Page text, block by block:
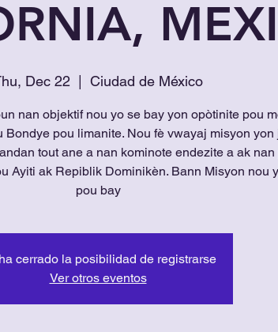
Dec 22 Ciudad de México
nan objektif nou yo se bay yon opòtinite pou
Bondye pou limanite. Nou fè vwayaj misyon yon
tout ane a nan kominote endezite a ak nan
Ayiti ak Repiblik Dominikèn. Bann Misyon nou
pou bay
cerrado la posibilidad de registrarse
Ver otros eventos